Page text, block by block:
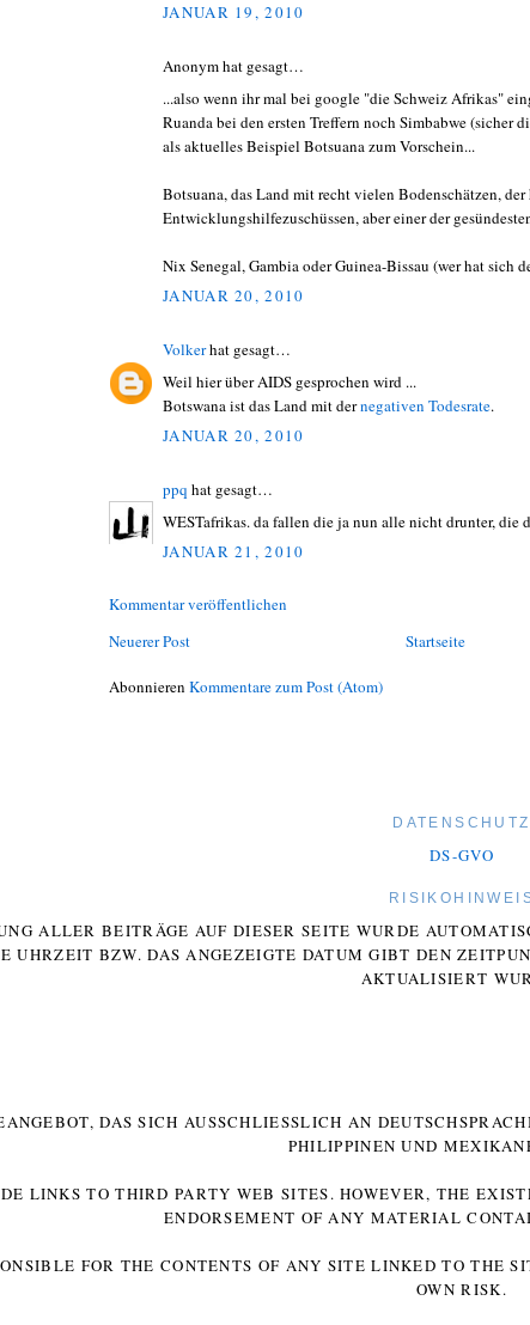
JANUAR 19, 2010
Anonym hat gesagt…
...also wenn ihr mal bei google "die Schweiz Afrikas"
Ruanda bei den ersten Treffern noch Simbabwe (sicher
als aktuelles Beispiel Botsuana zum Vorschein...
Botsuana, das Land mit recht vielen Bodenschätzen,
Entwicklungshilfezuschüssen, aber einer der
Nix Senegal, Gambia oder Guinea-Bissau (wer hat sich
JANUAR 20, 2010
Volkerhat gesagt…
Weil hier über AIDS gesprochen wird ...
Botswana ist das Land mit dernegativen Todesrate.
JANUAR 20, 2010
ppq hat gesagt…
WESTafrikas. da fallen die ja nun alle nicht drunter, die
JANUAR 21, 2010
Kommentar veröffentlichen
Neuerer Post
Startseite
Abonnieren Kommentare zum Post (Atom)
DATENSCHUTZ
DS-GVO
ALLER BEITRÄGE AUF DIESER SEITE WURDE
UHRZEIT BZW. DAS ANGEZEIGTE DATUM GIBT DEN
AKTUALISIERT
DAS SICH AUSSCHLIESSLICH AN
HILIPPINEN UND
LINKS TO THIRD PARTY WEB SITES. HOWEVER, THE
ENDORSEMENT OF ANY MATERIAL
FOR THE CONTENTS OF ANY SITE LINKED TO THE
OWN RISK.